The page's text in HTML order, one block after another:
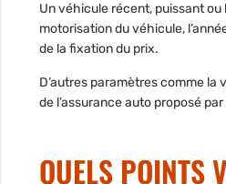
Unvéhicule récent, puissant
motorisation du véhicule, l’
de la fixation du prix.
D’autres paramètres comme la
de l’assurance auto proposé par
QUELS POINTS